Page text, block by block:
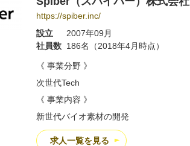
https://spiber.inc/
設立
2007年09月
社員数 186名（2018年4月時点）
《 事業分野 》
次世代Tech
《 事業内容 》
新世代バイオ素材の開発
求人一覧を見る